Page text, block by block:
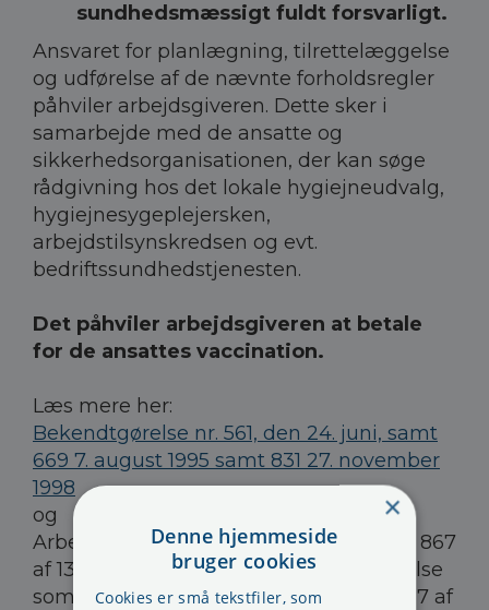
sundhedsmæssigt fuldt forsvarligt.
Ansvaret for planlægning, tilrettelæggelse
og udførelse af de nævnte forholdsregler
påhviler arbejdsgiveren. Dette sker i
samarbejde med de ansatte og
sikkerhedsorganisationen, der kan søge
rådgivning hos det lokale hygiejneudvalg,
hygiejnesygeplejersken,
arbejdstilsynskredsen og evt.
bedriftssundhedstjenesten.
Det påhviler arbejdsgiveren at betale
for de ansattes vaccination.
Læs mere her:
Bekendtgørelse nr. 561, den 24. juni, samt
669 7. august 1995 samt 831 27. november
1998
og
Arbejdsministeriets bekendtgørelse nr. 867
af 13. oktober 1994 om arbejdets udførelse
som ændret ved bekendtgørelse nr. 1017 af
×
Denne hjemmeside
bruger cookies
Cookies er små tekstfiler, som